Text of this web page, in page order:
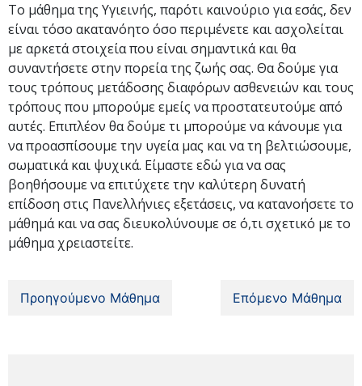
Το μάθημα της Υγιεινής, παρότι καινούριο για εσάς, δεν
είναι τόσο ακατανόητο όσο περιμένετε και ασχολείται
με αρκετά στοιχεία που είναι σημαντικά και θα
συναντήσετε στην πορεία της ζωής σας. Θα δούμε για
τους τρόπους μετάδοσης διαφόρων ασθενειών και τους
τρόπους που μπορούμε εμείς να προστατευτούμε από
αυτές. Επιπλέον θα δούμε τι μπορούμε να κάνουμε για
να προασπίσουμε την υγεία μας και να τη βελτιώσουμε,
σωματικά και ψυχικά. Είμαστε εδώ για να σας
βοηθήσουμε να επιτύχετε την καλύτερη δυνατή
επίδοση στις Πανελλήνιες εξετάσεις, να κατανοήσετε το
μάθημά και να σας διευκολύνουμε σε ό,τι σχετικό με το
μάθημα χρειαστείτε.
Προηγούμενο Μάθημα Επόμενο Μάθημα